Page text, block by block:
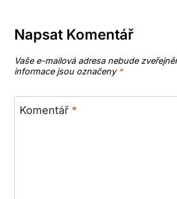
Napsat Komentář
Vaše e-mailová adresa nebude
informace jsou označeny *
Komentář *